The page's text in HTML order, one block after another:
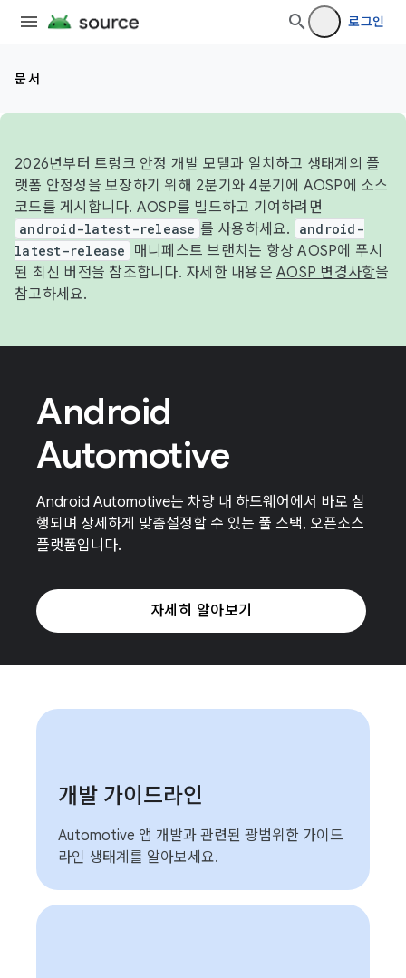
로그인
문서
2026년부터 트렁크 안정 개발 모델과 일치하고 생태계의 플
랫폼 안정성을 보장하기 위해 2분기와 4분기에 AOSP에 소스
코드를 게시합니다. AOSP를 빌드하고 기여하려면
android-latest-release 를 사용하세요.
android-
latest-release
매니페스트 브랜치는 항상 AOSP에 푸시
된 최신 버전을 참조합니다. 자세한 내용은 AOSP 변경사항을
참고하세요.
Android
Automotive
Android Automotive는 차량 내 하드웨어에서 바로 실
행되며 상세하게 맞춤설정할 수 있는 풀 스택, 오픈소스
플랫폼입니다.
자세히 알아보기
개발 가이드라인
Automotive 앱 개발과 관련된 광범위한 가이드
라인 생태계를 알아보세요.